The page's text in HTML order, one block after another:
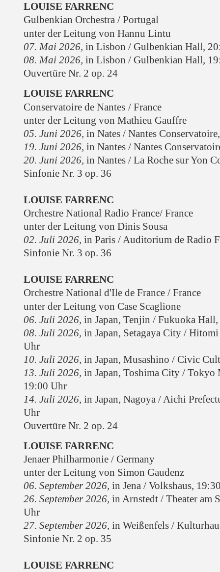
LOUISE FARRENC
Gulbenkian Orchestra / Portugal
unter der Leitung von Hannu Lintu
07. Mai 2026, in Lisbon / Gulbenkian Hall,
08. Mai 2026, in Lisbon / Gulbenkian Hall,
Ouvertüre Nr. 2 op. 24
LOUISE FARRENC
Conservatoire de Nantes / France
unter der Leitung von Mathieu Gauffre
05. Juni 2026, in Nates / Nantes Conservatoire
19. Juni 2026, in Nantes / Nantes
20. Juni 2026, in Nantes / La Roche sur Yon
Sinfonie Nr. 3 op. 36
LOUISE FARRENC
Orchestre National Radio France/ France
unter der Leitung von Dinis Sousa
02. Juli 2026, in Paris / Auditorium de Radio
Sinfonie Nr. 3 op. 36
LOUISE FARRENC
Orchestre National d'Ile de France / France
unter der Leitung von Case Scaglione
06. Juli 2026, in Japan, Tenjin / Fukuoka
08. Juli 2026, in Japan, Setagaya City /
Uhr
10. Juli 2026, in Japan, Musashino / Civic
13. Juli 2026, in Japan, Toshima City / Tokyo
19:00 Uhr
14. Juli 2026, in Japan, Nagoya / Aichi
Uhr
Ouvertüre Nr. 2 op. 24
LOUISE FARRENC
Jenaer Philharmonie / Germany
unter der Leitung von Simon Gaudenz
06. September 2026, in Jena / Volkshaus,
26. September 2026, in Arnstedt / Theater am
Uhr
27. September 2026, in Weißenfels /
Sinfonie Nr. 2 op. 35
LOUISE FARRENC